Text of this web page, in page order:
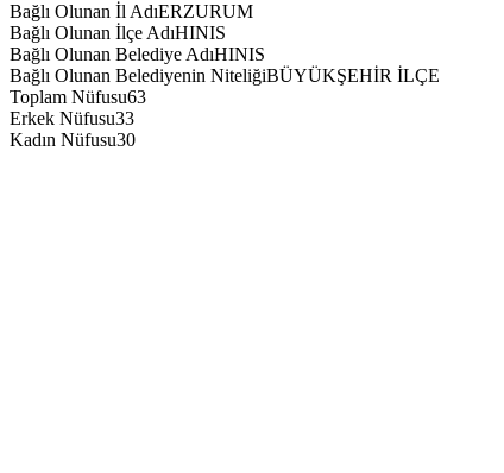
Bağlı Olunan İl AdıERZURUM
Bağlı Olunan İlçe AdıHINIS
Bağlı Olunan Belediye AdıHINIS
Bağlı Olunan Belediyenin NiteliğiBÜYÜKŞEHİR İLÇE
Toplam Nüfusu63
Erkek Nüfusu33
Kadın Nüfusu30